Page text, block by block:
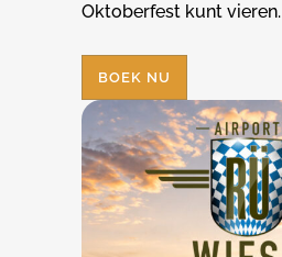
Oktoberfest kunt vieren.
BOEK NU